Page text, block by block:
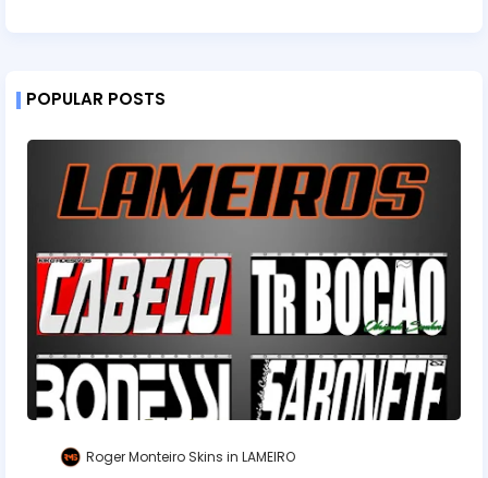
POPULAR POSTS
Roger Monteiro Skins LAMEIRO